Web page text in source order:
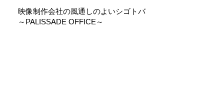
映像制作会社の風通しのよいシゴトバ
～PALISSADE OFFICE～